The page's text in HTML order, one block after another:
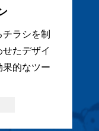
ラシを制
たデザイ
果的なツー